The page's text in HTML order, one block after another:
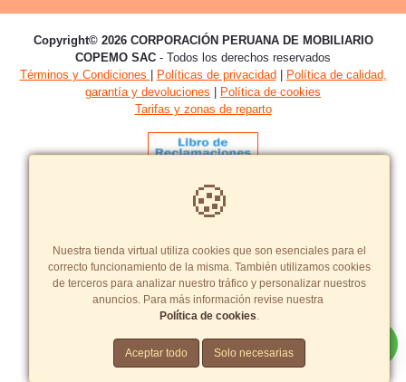
Copyright© 2026 CORPORACIÓN PERUANA DE MOBILIARIO
COPEMO SAC - Todos los derechos reservados
Términos y Condiciones
Políticas de privacidad
Política de calidad,
garantía y devoluciones
Política de cookies
Tarifas y zonas de reparto
🍪
Nuestra tienda virtual utiliza cookies que son esenciales para el
correcto funcionamiento de la misma. También utilizamos cookies
de terceros para analizar nuestro tráfico y personalizar nuestros
anuncios. Para más información revise nuestra
Política de cookies.
Aceptar todo Solo necesarias